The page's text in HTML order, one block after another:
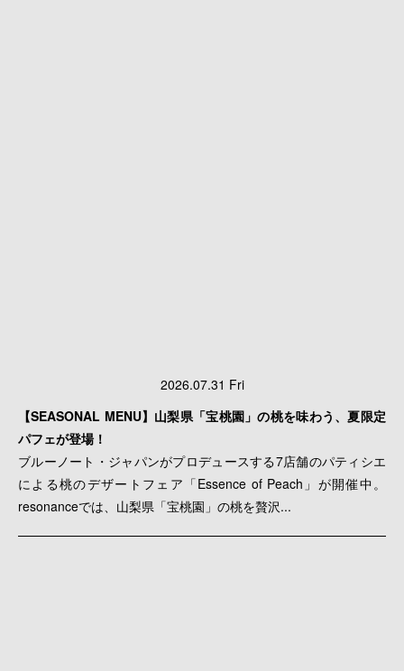
2026.07.31 Fri
【SEASONAL MENU】山梨県「宝桃園」の桃を味わう、夏限定
パフェが登場！
ブルーノート・ジャパンがプロデュースする7店舗のパティシエ
による桃のデザートフェア「Essence of Peach」が開催中。
resonanceでは、山梨県「宝桃園」の桃を贅沢...